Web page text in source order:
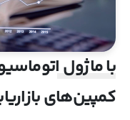
با ماژول
کمپین‌های